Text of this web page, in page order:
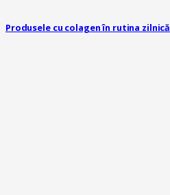
Produsele cu colagen în rutina zilnică